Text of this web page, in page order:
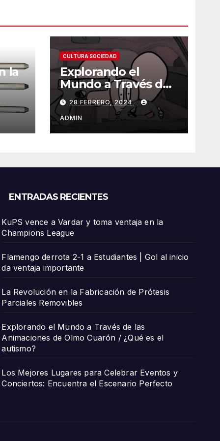
la
CULTURA SOCIEDAD
Explorando el
Mundo a Través de
las Animaciones de
Olmo Cuarón / ¿Qué
es el autismo?
28 FEBRERO, 2024
ADMIN
ENTRADAS RECIENTES
KuPS vence a Vardar y toma ventaja en la
Champions League
Flamengo derrota 2-1 a Estudiantes | Gol al inicio
da ventaja importante
La Revolución en la Fabricación de Prótesis
Parciales Removibles
Explorando el Mundo a Través de las
Animaciones de Olmo Cuarón / ¿Qué es el
autismo?
Los Mejores Lugares para Celebrar Eventos y
Conciertos: Encuentra el Escenario Perfecto